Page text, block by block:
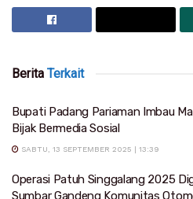
Berita Terkait
Bupati Padang Pariaman Imbau
Bijak Bermedia Sosial
SABTU, 13 SEPTEMBER 2025 | 13:39
Operasi Patuh Singgalang 2025
Sumbar Gandeng Komunitas